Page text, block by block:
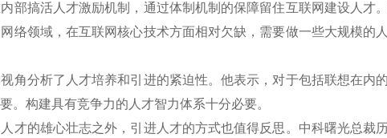
部搞活人才激励机制，通过体制机制的保障留住互联网建设人才
络领域，在互联网核心技术方面相对欠缺，需要做一些大规模的
分析了人才培养和引进的紧迫性。他表示，对于包括联想在内
。构建具有竞争力的人才智力体系十分必要。
的雄心壮志之外，引进人才的方式也值得反思。中科曙光总裁